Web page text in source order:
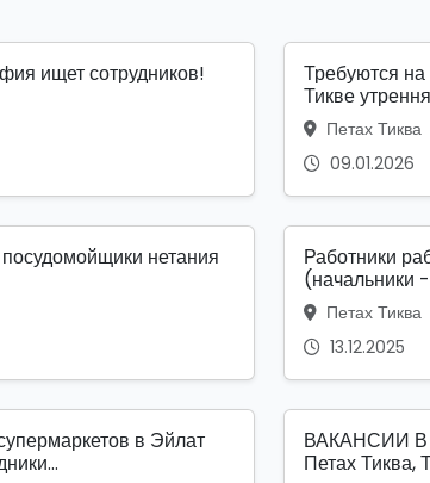
ищет сотрудников!
Требуются
Тикве
Петах Тиква
09.01.2026
нетания
Работники
(начальники
Петах Тиква
13.12.2025
в Эйлат
ВАКАНСИИ В
Петах Тиква,